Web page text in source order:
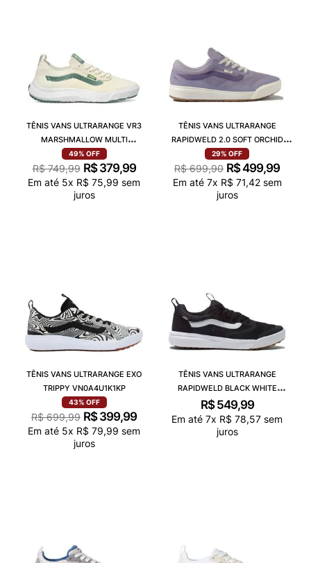
TÊNIS VANS ULTRARANGE VR3
MARSHMALLOW MULTI
VN0A4BXBBP1
49% OFF
R$ 749,99 R$ 379,99
Em até 5x R$ 75,99 sem
juros
TÊNIS VANS ULTRARANGE
RAPIDWELD 2.0 SOFT ORCHID
VN000EHTFSF
29% OFF
R$ 699,90 R$499,99
Em até 7x R$ 71,42sem
juros
TÊNIS VANS ULTRARANGE EXO
TRIPPY VN0A4U1K1KP
43% OFF
R$ 699,99 R$ 399,99
Em até 5x R$ 79,99 sem
juros
TÊNIS VANS ULTRARANGE
RAPIDWELD BLACK WHITE
VNCA3MVUY28
R$ 549,99
Em até 7x R$ 78,57 sem
juros